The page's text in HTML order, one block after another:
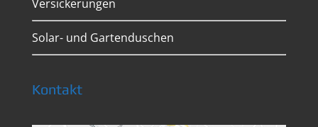
Versickerungen
Solar- und Gartenduschen
Kontakt